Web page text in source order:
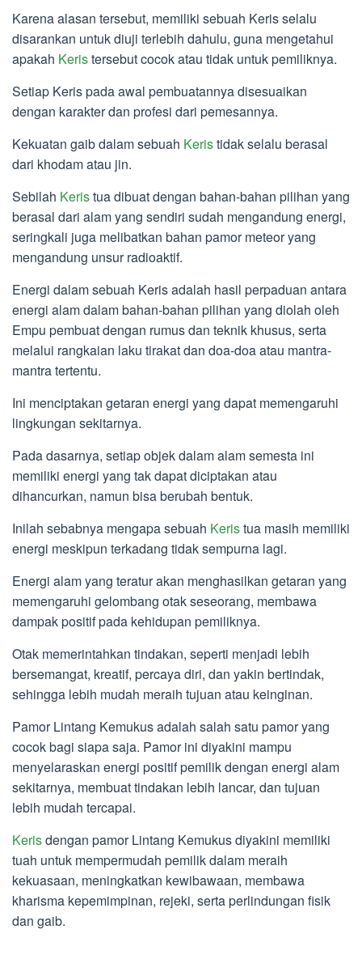
Karena alasan tersebut, memiliki sebuah Keris selalu
disarankan untuk diuji terlebih dahulu, guna mengetahui
apakah Keristersebut cocok atau tidak untuk pemiliknya.
Setiap Keris pada awal pembuatannya disesuaikan
dengan karakter dan profesi dari pemesannya.
Kekuatan gaib dalam sebuah Keristidak selalu berasal
dari khodam atau jin.
Sebilah Keristua dibuat dengan bahan-bahan pilihan yang
berasal dari alam yang sendiri sudah mengandung energi,
seringkali juga melibatkan bahan pamor meteor yang
mengandung unsur radioaktif.
Energi dalam sebuah Keris adalah hasil perpaduan antara
energi alam dalam bahan-bahan pilihan yang diolah oleh
Empu pembuat dengan rumus dan teknik khusus, serta
melalui rangkaian laku tirakat dan doa-doa atau mantra-
mantra tertentu.
Ini menciptakan getaran energi yang dapat memengaruhi
lingkungan sekitarnya.
Pada dasarnya, setiap objek dalam alam semesta ini
memiliki energi yang tak dapat diciptakan atau
dihancurkan, namun bisa berubah bentuk.
Inilah sebabnya mengapa sebuah Keristua masih memiliki
energi meskipun terkadang tidak sempurna lagi.
Energi alam yang teratur akan menghasilkan getaran yang
memengaruhi gelombang otak seseorang, membawa
dampak positif pada kehidupan pemiliknya.
Otak memerintahkan tindakan, seperti menjadi lebih
bersemangat, kreatif, percaya diri, dan yakin bertindak,
sehingga lebih mudah meraih tujuan atau keinginan.
Pamor Lintang Kemukus adalah salah satu pamor yang
cocok bagi siapa saja. Pamor ini diyakini mampu
menyelaraskan energi positif pemilik dengan energi alam
sekitarnya, membuat tindakan lebih lancar, dan tujuan
lebih mudah tercapai.
Kerisdengan pamor Lintang Kemukus diyakini memiliki
tuah untuk mempermudah pemilik dalam meraih
kekuasaan, meningkatkan kewibawaan, membawa
kharisma kepemimpinan, rejeki, serta perlindungan fisik
dan gaib.